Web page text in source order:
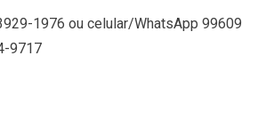
1976 ou celular/WhatsApp 99609
9717